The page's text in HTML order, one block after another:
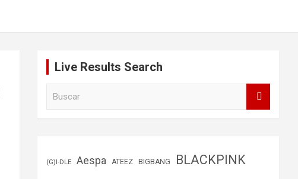
Live Results Search
(G)I-DLE Aespa ATEEZ BIGBANG BLACKPINK